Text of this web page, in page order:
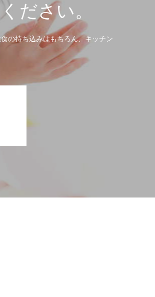
ださい。
の持ち込みはもちろん、キッチン